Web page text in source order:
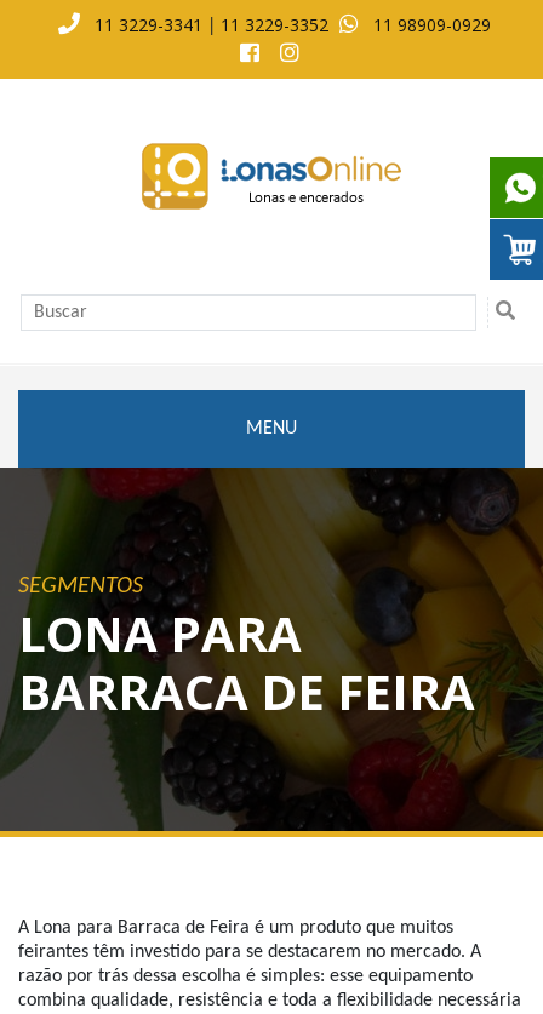
11 3229-3341 11 3229-3352 11 98909-0929
MENU
SEGMENTOS
LONA PARA
BARRACA DE FEIRA
A Lona para Barraca de Feira é um produto que muitos
feirantes têm investido para se destacarem no mercado. A
razão por trás dessa escolha é simples: esse equipamento
combina qualidade, resistência e toda a flexibilidade necessária